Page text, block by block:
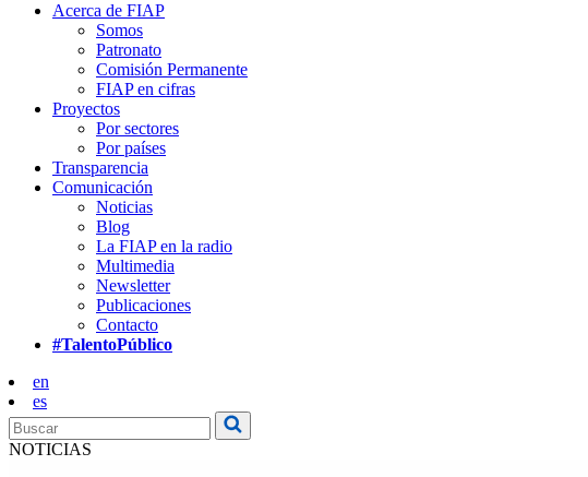
Acerca de FIAP
Somos
Patronato
Comisión Permanente
FIAP en cifras
Proyectos
Por sectores
Por países
Transparencia
Comunicación
Noticias
Blog
La FIAP en la radio
Multimedia
Newsletter
Publicaciones
Contacto
#TalentoPúblico
en
es
NOTICIAS